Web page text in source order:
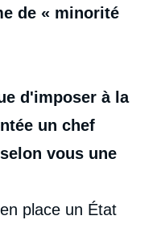
de « minorité
d'imposer à la
un chef
vous une
place un État